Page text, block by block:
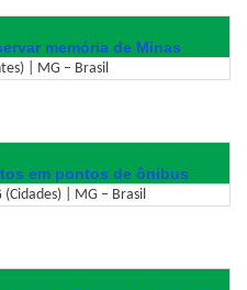
memória de Minas
| MG – Brasil
em pontos de ônibus
| MG – Brasil